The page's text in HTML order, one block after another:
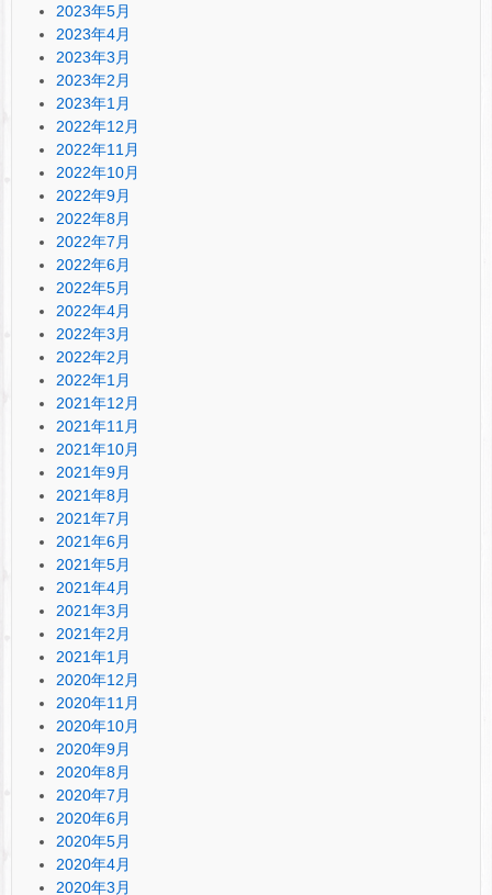
2023年5月
2023年4月
2023年3月
2023年2月
2023年1月
2022年12月
2022年11月
2022年10月
2022年9月
2022年8月
2022年7月
2022年6月
2022年5月
2022年4月
2022年3月
2022年2月
2022年1月
2021年12月
2021年11月
2021年10月
2021年9月
2021年8月
2021年7月
2021年6月
2021年5月
2021年4月
2021年3月
2021年2月
2021年1月
2020年12月
2020年11月
2020年10月
2020年9月
2020年8月
2020年7月
2020年6月
2020年5月
2020年4月
2020年3月